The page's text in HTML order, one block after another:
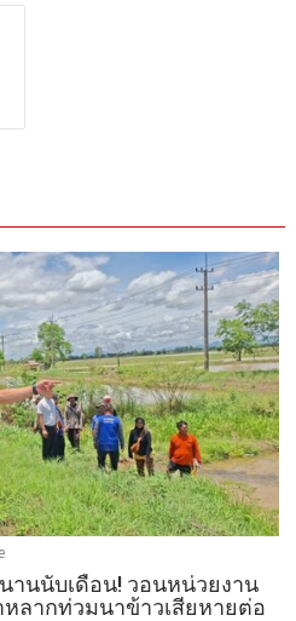
านนับเดือน! วอนหน่วยงาน
ลากท่วมนาข้าวเสียหายต่อ